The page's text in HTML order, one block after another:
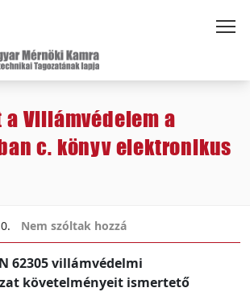
Villámvédelem a
c. könyv elektronikus
Nem szóltak hozzá
62305 villámvédelmi
követelményeit ismertető